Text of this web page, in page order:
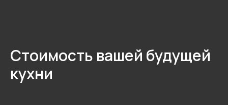
Стоимость вашей будущей
кухни